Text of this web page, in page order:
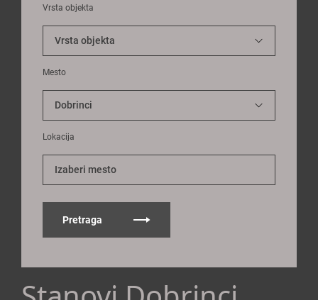
Vrsta objekta
Mesto
Lokacija
Izaberi mesto
Pretraga